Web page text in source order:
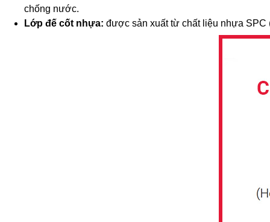
chống nước.
Lớp đế cốt nhựa: được sản xuất từ chất liệu nhựa SPC